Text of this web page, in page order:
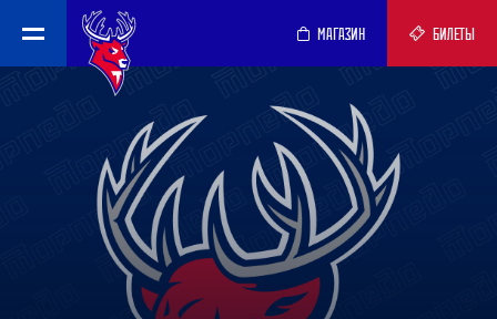
МАГАЗИН БИЛЕТЫ